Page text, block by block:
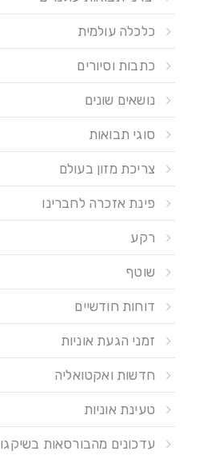
כלכלה עולמית
כתבות וסיורים
נושאים שונים
סוגי תבואות
צריכת מזון בעולם
פינת אזכרה לחברינו
רקע
שוטף
דוחות חודשיים
זמני הגעת אוניות
חדשות ואקטואליה
טעינת אוניות
עדכונים מהבורסאות בשיקגו